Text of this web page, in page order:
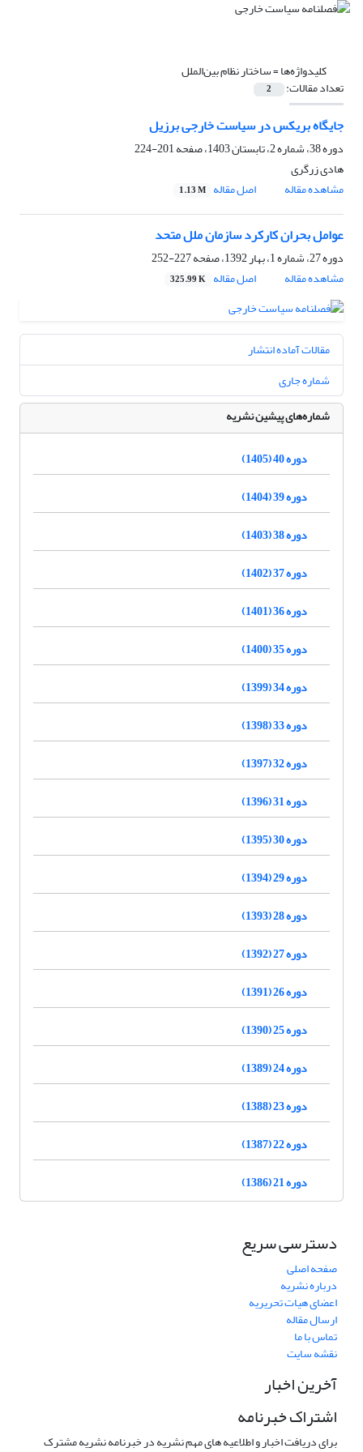
کلیدواژه‌ها =ساختار نظام بین‌الملل
تعداد مقالات: 2
جایگاه بریکس در سیاست خارجی برزیل
دوره 38، شماره 2، تابستان 1403، صفحه
201-224
هادی زرگری
مشاهده مقاله
اصل مقاله 1.13 M
عوامل بحران کارکرد سازمان ملل متحد
دوره 27، شماره 1، بهار 1392، صفحه
227-252
مشاهده مقاله
اصل مقاله 325.99 K
مقالات آماده انتشار
شماره جاری
شماره‌های پیشین نشریه
دوره 40 (1405)
دوره 39 (1404)
دوره 38 (1403)
دوره 37 (1402)
دوره 36 (1401)
دوره 35 (1400)
دوره 34 (1399)
دوره 33 (1398)
دوره 32 (1397)
دوره 31 (1396)
دوره 30 (1395)
دوره 29 (1394)
دوره 28 (1393)
دوره 27 (1392)
دوره 26 (1391)
دوره 25 (1390)
دوره 24 (1389)
دوره 23 (1388)
دوره 22 (1387)
دوره 21 (1386)
دسترسی سریع
صفحه اصلی
درباره نشریه
اعضای هیات تحریریه
ارسال مقاله
تماس با ما
نقشه سایت
آخرین اخبار
اشتراک خبرنامه
برای دریافت اخبار و اطلاعیه های مهم نشریه در خبرنامه نشریه مشترک